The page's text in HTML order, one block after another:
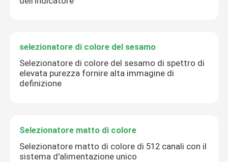
Ti richiameremo presto!
selezionatore di colore del sesamo
Selezionatore di colore del sesamo di spettro di
elevata purezza fornire alta immagine di
definizione
Selezionatore matto di colore
Selezionatore matto di colore di 512 canali con il
sistema d'alimentazione unico